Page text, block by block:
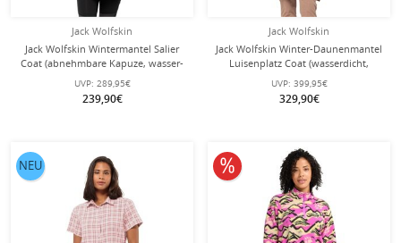
Jack Wolfskin
Jack Wolfskin Wintermantel Salier
Coat (abnehmbare Kapuze, wasser-
und winddicht) phantomgrau
Damen
UVP: 289,95€
239,90€
Jack Wolfskin
Jack Wolfskin Winter-Daunenmantel
Luisenplatz Coat (wasserdicht,
winddicht) rotbraun Damen
UVP: 399,95€
329,90€
NEU 10% reduziert